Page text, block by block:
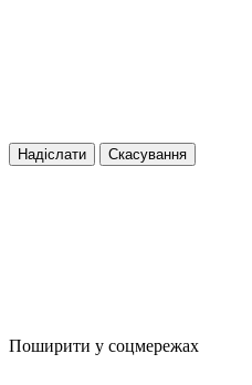
Надіслати Скасування
Поширити у соцмережах